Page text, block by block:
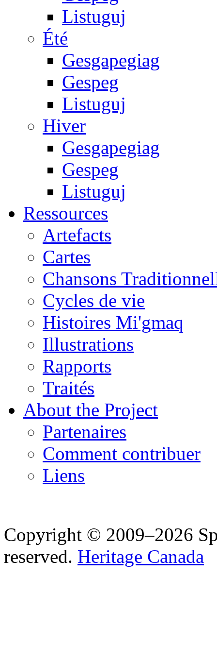
Listuguj
Été
Gesgapegiag
Gespeg
Listuguj
Hiver
Gesgapegiag
Gespeg
Listuguj
Ressources
Artefacts
Cartes
Chansons
Cycles de vie
Histoires Mi'gmaq
Illustrations
Rapports
Traités
About the Project
Partenaires
Comment contribuer
Liens
Copyright © 2009–2026
reserved. Heritage Canada